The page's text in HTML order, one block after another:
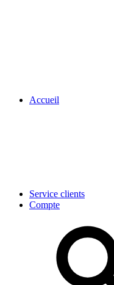
Accueil
Service clients
Compte